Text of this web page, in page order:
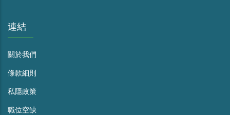
連結
關於我們
條款細則
私隱政策
職位空缺